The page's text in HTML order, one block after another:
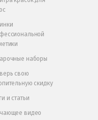
наборы
свою
скидку
и статьи
видео